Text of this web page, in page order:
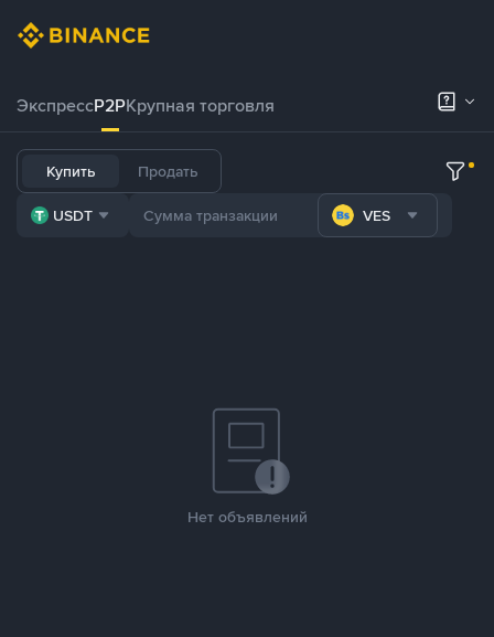
ЭкспрессP2PКрупная торговля
Купить Продать
USDT VES
Нет объявлений